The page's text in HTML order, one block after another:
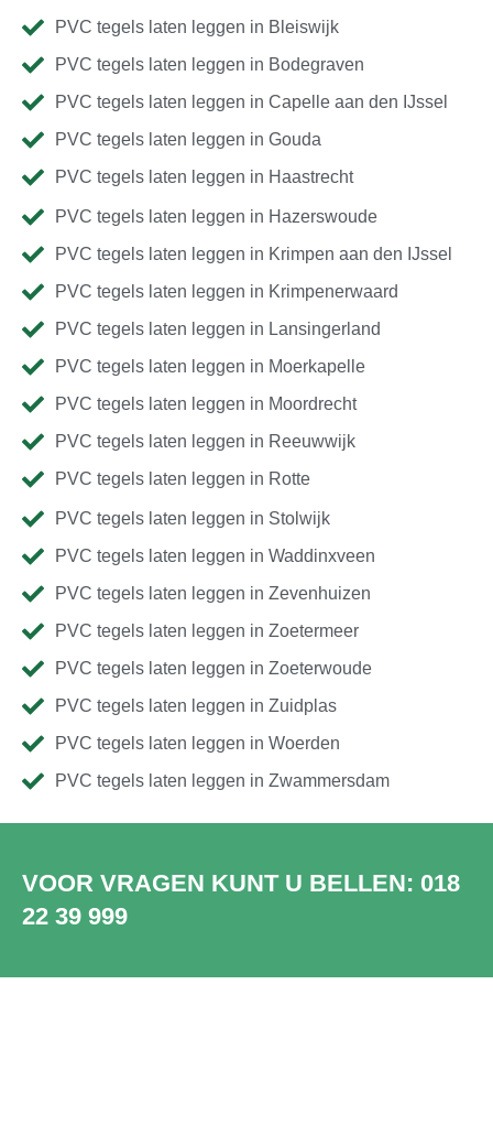
PVC tegels laten leggen in Bleiswijk
PVC tegels laten leggen in Bodegraven
PVC tegels laten leggen in Capelle aan den IJssel
PVC tegels laten leggen in Gouda
PVC tegels laten leggen in Haastrecht
PVC tegels laten leggen in Hazerswoude
PVC tegels laten leggen in Krimpen aan den IJssel
PVC tegels laten leggen in Krimpenerwaard
PVC tegels laten leggen in Lansingerland
PVC tegels laten leggen in Moerkapelle
PVC tegels laten leggen in Moordrecht
PVC tegels laten leggen in Reeuwwijk
PVC tegels laten leggen in Rotte
PVC tegels laten leggen in Stolwijk
PVC tegels laten leggen in Waddinxveen
PVC tegels laten leggen in Zevenhuizen
PVC tegels laten leggen in Zoetermeer
PVC tegels laten leggen in Zoeterwoude
PVC tegels laten leggen in Zuidplas
PVC tegels laten leggen in Woerden
PVC tegels laten leggen in Zwammersdam
VOOR VRAGEN KUNT U BELLEN: 018
22 39 999